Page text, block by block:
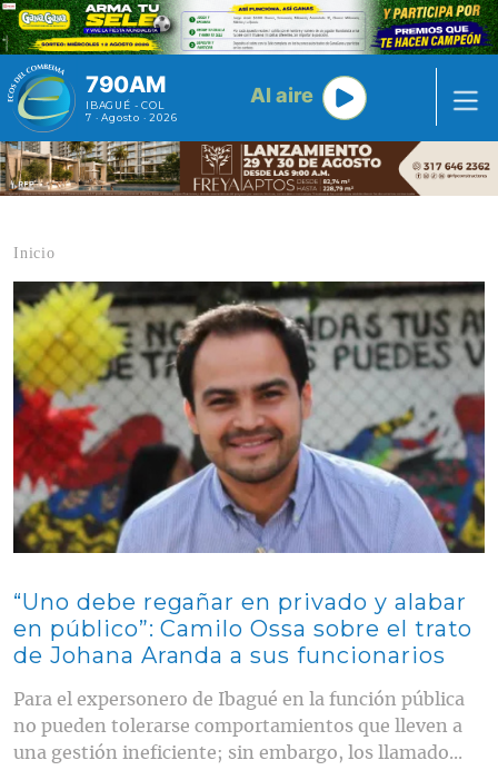
Pasar al contenido principal
790AM
IBAGUÉ - COL
7 · Agosto · 2026
Al aire
Inicio
Contenido multimedia principal
“Uno debe regañar en privado y alabar
en público”: Camilo Ossa sobre el trato
de Johana Aranda a sus funcionarios
Para el expersonero de Ibagué en la función pública
no pueden tolerarse comportamientos que lleven a
una gestión ineficiente; sin embargo, los llamado...